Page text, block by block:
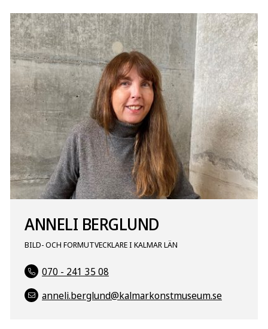
ANNELI BERGLUND
BILD- OCH FORMUTVECKLARE I KALMAR LÄN
070 - 241 35 08
anneli.berglund@kalmarkonstmuseum.se